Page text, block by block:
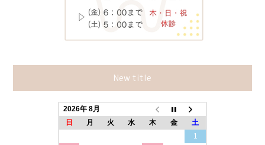
New title
2026年 8月
日
月 火 水 木 金
土
1